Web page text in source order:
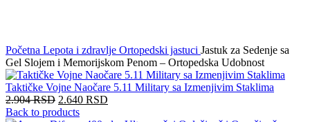
Početna Lepota i zdravlje Ortopedski jastuci Jastuk za Sedenje sa
Gel Slojem i Memorijskom Penom – Ortopedska Udobnost
Taktičke Vojne Naočare 5.11 Military sa Izmenjivim Staklima
2.904RSD 2.640 RSD
Back to products